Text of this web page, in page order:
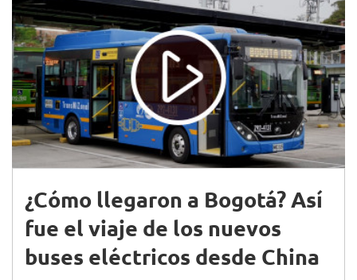
¿Cómo llegaron a Bogotá? Así
fue el viaje de los nuevos
buses eléctricos desde China